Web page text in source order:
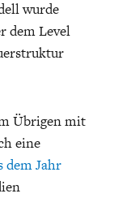
wurde
dem Level
Übrigen mit
eine
dem Jahr